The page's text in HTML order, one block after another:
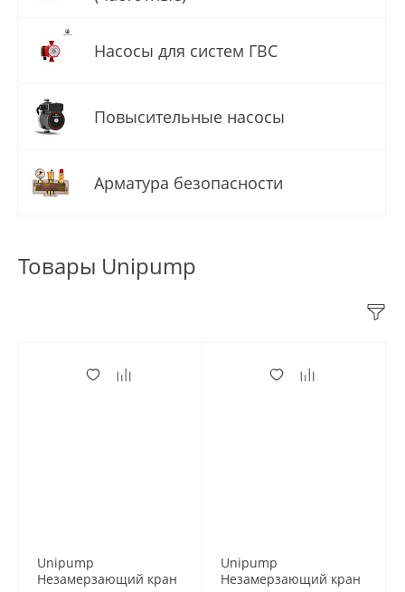
Насосы для систем ГВС
Повысительные насосы
Арматура безопасности
Товары Unipump
Unipump
Незамерзающий кран
Unipump
Незамерзающий кран